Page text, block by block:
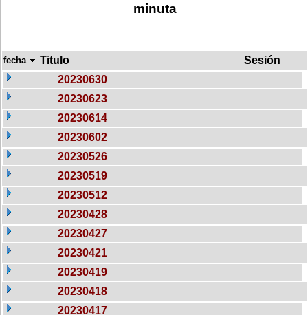
minuta
fecha Titulo
Sesión
20230630
20230623
20230614
20230602
20230526
20230519
20230512
20230428
20230427
20230421
20230419
20230418
20230417